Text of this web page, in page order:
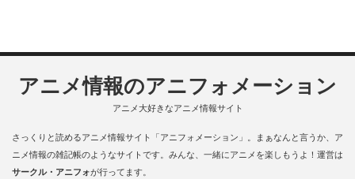
アニメ情報のアニフォメーション
アニメ大好きなアニメ情報サイト
さっくりと読めるアニメ情報サイト「アニフォメーション」。まぁなんと言うか、ア
ニメ情報の雑記帳のようなサイトです。みんな、一緒にアニメを楽しもうよ！運営は
サークル・アニフォが行ってます。